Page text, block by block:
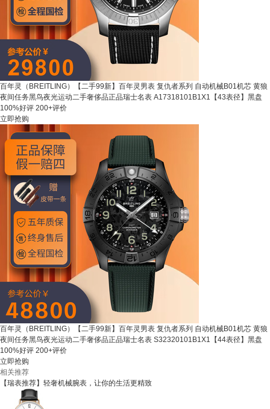
百年灵（BREITLING）【二手99新】百年灵男表 复仇者系列 自动机械B01机芯 黄狼
夜间任务黑鸟夜光运动二手奢侈品正品瑞士名表 A17318101B1X1【43表径】黑盘
100%好评 200+评价
立即抢购
百年灵（BREITLING）【二手99新】百年灵男表 复仇者系列 自动机械B01机芯 黄狼
夜间任务黑鸟夜光运动二手奢侈品正品瑞士名表 S32320101B1X1【44表径】黑盘
100%好评 200+评价
立即抢购
相关推荐
【瑞表推荐】轻奢机械腕表，让你的生活更精致